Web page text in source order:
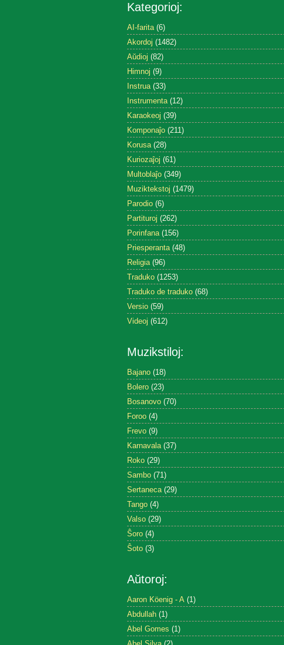
Kategorioj:
AI-farita (6)
Akordoj (1482)
Aŭdioj (82)
Himnoj (9)
Instrua (33)
Instrumenta (12)
Karaokeoj (39)
Komponaĵo (211)
Korusa (28)
Kuriozaĵoj (61)
Multoblaĵo (349)
Muziktekstoj (1479)
Parodio (6)
Partituroj (262)
Porinfana (156)
Priesperanta (48)
Religia (96)
Traduko (1253)
Traduko de traduko (68)
Versio (59)
Videoj (612)
Muzikstiloj:
Bajano (18)
Bolero (23)
Bosanovo (70)
Foroo (4)
Frevo (9)
Karnavala (37)
Roko (29)
Sambo (71)
Sertaneca (29)
Tango (4)
Valso (29)
Ŝoro (4)
Ŝoto (3)
Aŭtoroj:
Aaron Köenig - A (1)
Abdullah (1)
Abel Gomes (1)